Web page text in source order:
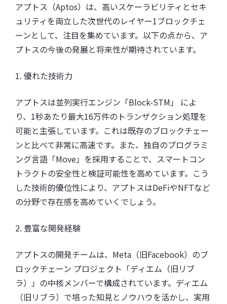
アプトス（Aptos）は、高いスケーラビリティとセキ
ュリティを両立した次世代のレイヤー1ブロックチェ
ーンとして、注目を集めています。以下の点から、ア
プトスの今後の発展と将来性が期待されています。
1. 優れた技術力
アプトスは並列実行エンジン「Block-STM」 によ
り、1秒あたり最大16万件のトランザクション処理を
可能と主張しています。これは既存のブロックチェー
ンと比べて非常に高速です。また、独自のプログラミ
ング言語「Move」を採用することで、スマートコン
トラクトの安全性と検証可能性を高めています。こう
した技術的優位性により、アプトスはDeFiやNFTなど
の分野で存在感を高めていくでしょう。
2. 豊富な開発経験
アプトスの開発チームは、Meta（旧Facebook）のブ
ロックチェーン プロジェクト「ディエム（旧リブ
ラ）」の中核メンバーで構成されています。ディエム
（旧リブラ）で培った知見とノウハウを活かし、実用